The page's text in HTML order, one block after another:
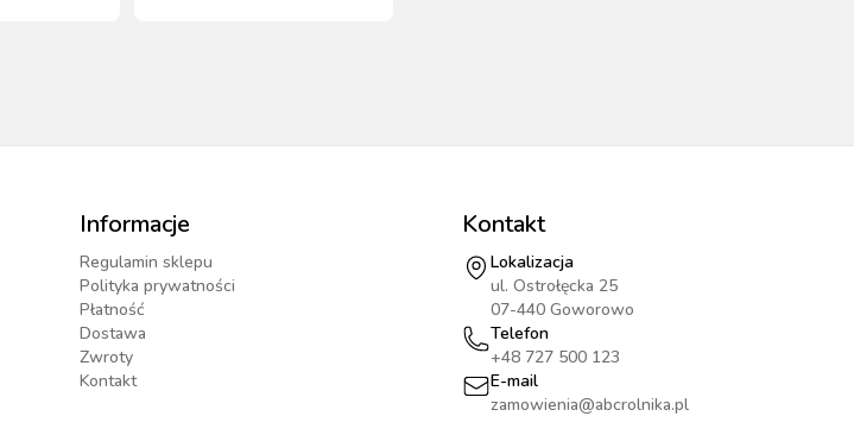
Informacje
Regulamin sklepu
Polityka prywatności
Płatność
Dostawa
Zwroty
Kontakt
Kontakt
Lokalizacja
ul. Ostrołęcka 25
07-440 Goworowo
Telefon
+48 727 500 123
E-mail
zamowienia@abcrolnika.pl